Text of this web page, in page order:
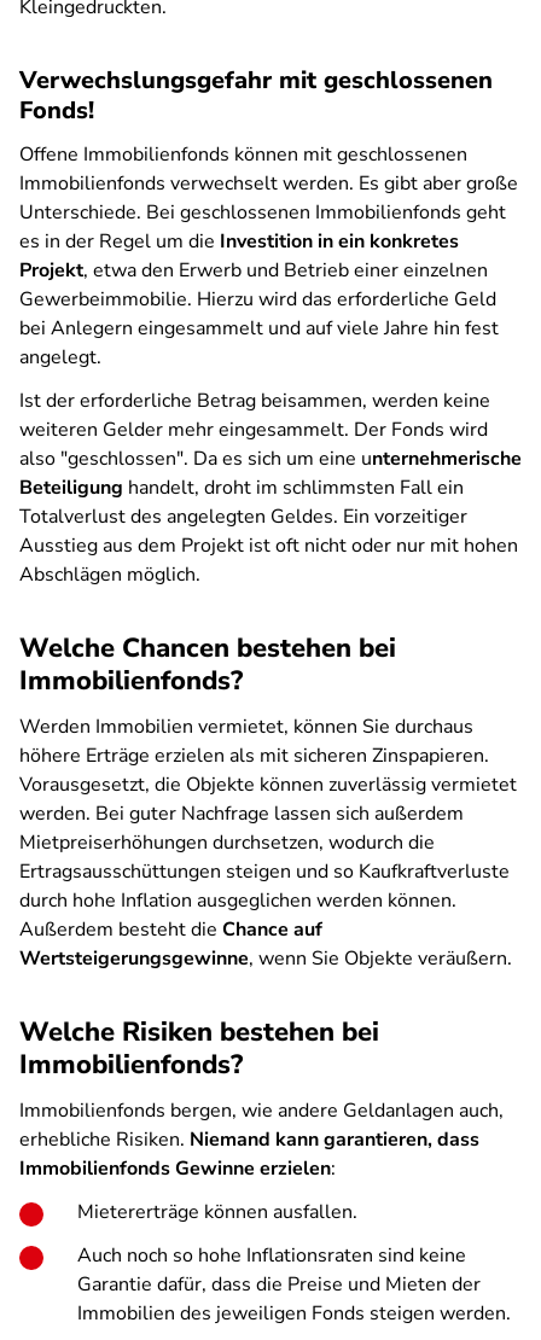
Kleingedruckten.
Verwechslungsgefahr mit geschlossenen
Fonds!
Offene Immobilienfonds können mit geschlossenen
Immobilienfonds verwechselt werden. Es gibt aber große
Unterschiede. Bei geschlossenen Immobilienfonds geht
es in der Regel um die Investition in ein konkretes
Projekt, etwa den Erwerb und Betrieb einer einzelnen
Gewerbeimmobilie. Hierzu wird das erforderliche Geld
bei Anlegern eingesammelt und auf viele Jahre hin fest
angelegt.
Ist der erforderliche Betrag beisammen, werden keine
weiteren Gelder mehr eingesammelt. Der Fonds wird
also "geschlossen". Da es sich um eine unternehmerische
Beteiligung handelt, droht im schlimmsten Fall ein
Totalverlust des angelegten Geldes. Ein vorzeitiger
Ausstieg aus dem Projekt ist oft nicht oder nur mit hohen
Abschlägen möglich.
Welche Chancen bestehen bei
Immobilienfonds?
Werden Immobilien vermietet, können Sie durchaus
höhere Erträge erzielen als mit sicheren Zinspapieren.
Vorausgesetzt, die Objekte können zuverlässig vermietet
werden. Bei guter Nachfrage lassen sich außerdem
Mietpreiserhöhungen durchsetzen, wodurch die
Ertragsausschüttungen steigen und so Kaufkraftverluste
durch hohe Inflation ausgeglichen werden können.
Außerdem besteht die Chance auf
Wertsteigerungsgewinne, wenn Sie Objekte veräußern.
Welche Risiken bestehen bei
Immobilienfonds?
Immobilienfonds bergen, wie andere Geldanlagen auch,
erhebliche Risiken. Niemand kann garantieren, dass
Immobilienfonds Gewinne erzielen:
Mietererträge können ausfallen.
Auch noch so hohe Inflationsraten sind keine
Garantie dafür, dass die Preise und Mieten der
Immobilien des jeweiligen Fonds steigen werden.